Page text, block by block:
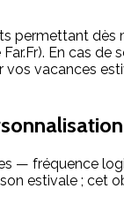
permettant
En cas
vacances
— fréquence
estivale ;